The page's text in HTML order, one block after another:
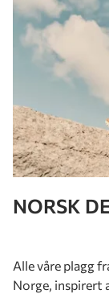
NORSK
Alle våre plagg
Norge, inspirert